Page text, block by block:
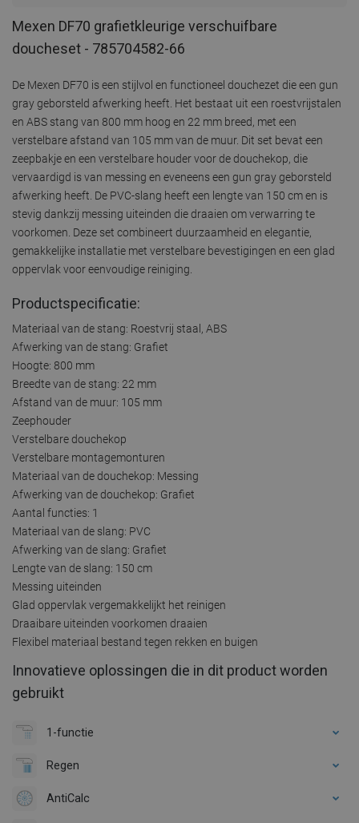
Mexen DF70 grafietkleurige verschuifbare
doucheset - 785704582-66
De Mexen DF70 is een stijlvol en functioneel douchezet die een gun
gray geborsteld afwerking heeft. Het bestaat uit een roestvrijstalen
en ABS stang van 800 mm hoog en 22 mm breed, met een
verstelbare afstand van 105 mm van de muur. Dit set bevat een
zeepbakje en een verstelbare houder voor de douchekop, die
vervaardigd is van messing en eveneens een gun gray geborsteld
afwerking heeft. De PVC-slang heeft een lengte van 150 cm en is
stevig dankzij messing uiteinden die draaien om verwarring te
voorkomen. Deze set combineert duurzaamheid en elegantie,
gemakkelijke installatie met verstelbare bevestigingen en een glad
oppervlak voor eenvoudige reiniging.
Productspecificatie:
Materiaal van de stang: Roestvrij staal, ABS
Afwerking van de stang: Grafiet
Hoogte: 800 mm
Breedte van de stang: 22 mm
Afstand van de muur: 105 mm
Zeephouder
Verstelbare douchekop
Verstelbare montagemonturen
Materiaal van de douchekop: Messing
Afwerking van de douchekop: Grafiet
Aantal functies: 1
Materiaal van de slang: PVC
Afwerking van de slang: Grafiet
Lengte van de slang: 150 cm
Messing uiteinden
Glad oppervlak vergemakkelijkt het reinigen
Draaibare uiteinden voorkomen draaien
Flexibel materiaal bestand tegen rekken en buigen
Innovatieve oplossingen die in dit product worden
gebruikt
1-functie
Regen
AntiCalc